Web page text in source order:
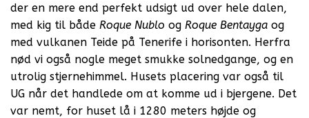
der en mere end perfekt udsigt ud over hele dalen,
med kig til både Roque Nublo og Roque Bentayga og
med vulkanen Teide på Tenerife i horisonten. Herfra
nød vi også nogle meget smukke solnedgange, og en
utrolig stjernehimmel. Husets placering var også til
UG når det handlede om at komme ud i bjergene. Det
var nemt, for huset lå i 1280 meters højde og